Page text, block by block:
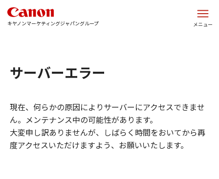
キヤノンマーケティングジャパングループ メニュー
サーバーエラー
現在、何らかの原因によりサーバーにアクセスできませ
ん。メンテナンス中の可能性があります。
大変申し訳ありませんが、しばらく時間をおいてから再
度アクセスいただけますよう、お願いいたします。